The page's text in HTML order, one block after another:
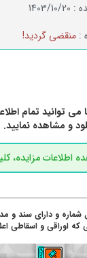
:
1403/10/20
: منقضی گردید!
توانید تمام
و مشاهده نمایید.
شماره و دارای سند و
که اوراقی و اسقاطی